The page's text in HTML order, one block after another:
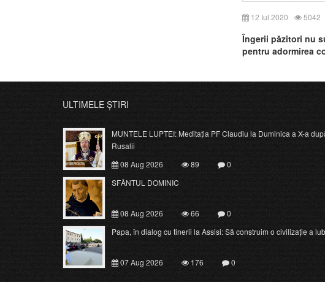
12 Iul 2020 5042
Îngerii păzitori nu
pentru adormirea
ULTIMELE ȘTIRI
MUNTELE LUPTEI: Meditația PF Claudiu la Duminica a X-a
Rusalii
08 Aug 2026
89
0
SFÂNTUL DOMINIC
08 Aug 2026 66
0
Papa, în dialog cu tinerii la Assisi: Să construim o civilizație a
07 Aug 2026 176 0